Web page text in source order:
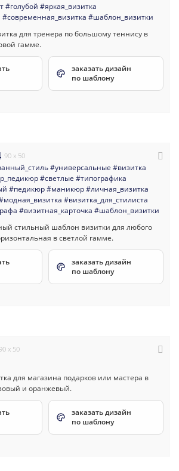
#голубой #яркая_визитка
#современная_визитка #шаблон_визитки
заказать дизайн
по шаблону
90 x 50
#универсальные #визитка
#светлые #типографика
#педикюр#маникюр#личная_визитка
#визитка_для_стилиста
#визитная_карточка #шаблон_визитки
заказать дизайн
по шаблону
x 50
заказать дизайн
по шаблону